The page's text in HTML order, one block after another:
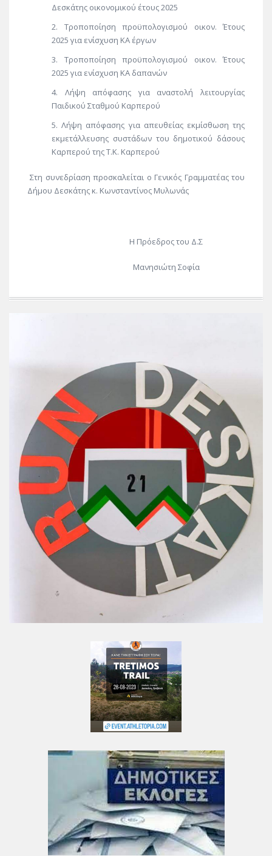
Δεσκάτης οικονομικού έτους 2025
Τροποποίηση προϋπολογισμού οικον. Έτους
2025 για ενίσχυση ΚΑ έργων
Τροποποίηση προϋπολογισμού οικον. Έτους
2025 για ενίσχυση ΚΑ δαπανών
Λήψη απόφασης για αναστολή λειτουργίας
Παιδικού Σταθμού Καρπερού
Λήψη απόφασης για απευθείας εκμίσθωση της
εκμετάλλευσης συστάδων του δημοτικού δάσους
Καρπερού της Τ.Κ. Καρπερού
Στη συνεδρίαση προσκαλείται ο Γενικός Γραμματέας του
Δήμου Δεσκάτης κ. Κωνσταντίνος Μυλωνάς
Η Πρόεδρος του Δ.Σ
Μανησιώτη Σοφία